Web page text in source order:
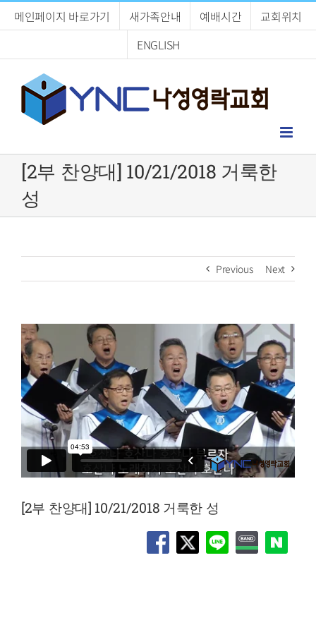
메인페이지 바로가기 새가족안내 예배시간
교회위치
ENGLISH
[2부 찬양대] 10/21/2018 거룩한
성
Previous Next
[2부 찬양대] 10/21/2018 거룩한 성